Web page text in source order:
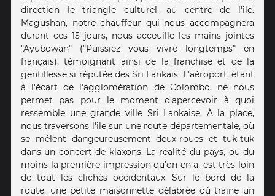
direction le triangle culturel, au centre de l'île.
Magushan, notre chauffeur qui nous accompagnera
durant ces 15 jours, nous acceuille les mains jointes
"Ayubowan" ("Puissiez vous vivre longtemps" en
français), témoignant ainsi de la franchise et de la
gentillesse si réputée des Sri Lankais. L'aéroport, étant
à l'écart de l'agglomération de Colombo, ne nous
permet pas pour le moment d'apercevoir à quoi
ressemble une grande ville Sri Lankaise. À la place,
nous traversons l'île sur une route départementale, où
se mêlent dangeureusement deux-roues et tuk-tuk
dans un concert de klaxons. La réalité du pays, ou du
moins la première impression qu'on en a, est très loin
de tout les clichés occidentaux. Sur le bord de la
route, une petite maisonnette délabrée où traine un